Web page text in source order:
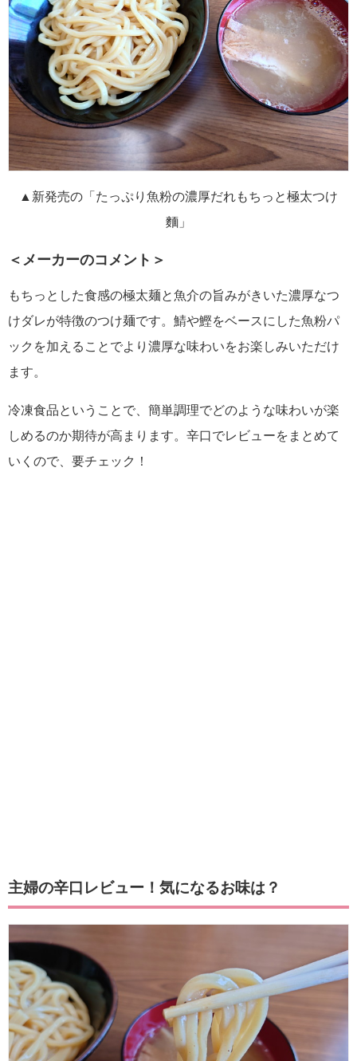
▲新発売の「たっぷり魚粉の濃厚だれもちっと極太つけ
麵」
＜メーカーのコメント＞
もちっとした食感の極太麺と魚介の旨みがきいた濃厚なつ
けダレが特徴のつけ麺です。鯖や鰹をベースにした魚粉パ
ックを加えることでより濃厚な味わいをお楽しみいただけ
ます。
冷凍食品ということで、簡単調理でどのような味わいが楽
しめるのか期待が高まります。辛口でレビューをまとめて
いくので、要チェック！
主婦の辛口レビュー！気になるお味は？